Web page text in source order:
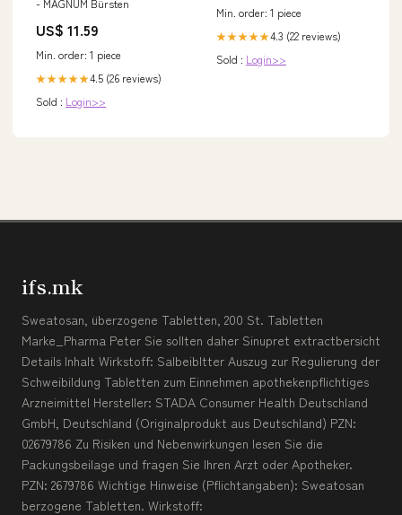
US$ 11.59
Min. order: 1 piece
★★★★★4.5 (26 reviews)
Sold : Login>>
Min. order: 1 piece
★★★★★4.3 (22 reviews)
Sold : Login>>
ifs.mk
Sweatosan, überzogene Tabletten, 200 St. Tabletten
Marke_Pharma Peter Sie sollten daher Sinupret extractbersicht
Details Inhalt Wirkstoff: Salbeibltter Auszug zur Regulierung der
Schweibildung Tabletten zum Einnehmen apothekenpflichtiges
Arzneimittel Hersteller: STADA Consumer Health Deutschland
GmbH, Deutschland (Originalprodukt aus Deutschland) PZN:
02679786 Zu Risiken und Nebenwirkungen lesen Sie die
Packungsbeilage und fragen Sie Ihren Arzt oder Apotheker.
PZN: 2679786 Wichtige Hinweise (Pflichtangaben): Sweatosan
berzogene Tabletten. Wirkstoff: